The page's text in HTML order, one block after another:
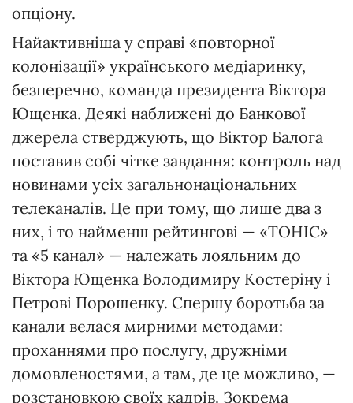
опціону.
Найактивніша у справі «повторної
колонізації» українського медіаринку,
безперечно, команда президента Віктора
Ющенка. Деякі наближені до Банкової
джерела стверджують, що Віктор Балога
поставив собі чітке завдання: контроль над
новинами усіх загальнонаціональних
телеканалів. Це при тому, що лише два з
них, і то найменш рейтингові — «ТОНІС»
та «5 канал» — належать лояльним до
Віктора Ющенка Володимиру Костеріну і
Петрові Порошенку. Спершу боротьба за
канали велася мирними методами:
проханнями про послугу, дружніми
домовленостями, а там, де це можливо, —
розстановкою своїх кадрів. Зо­крема